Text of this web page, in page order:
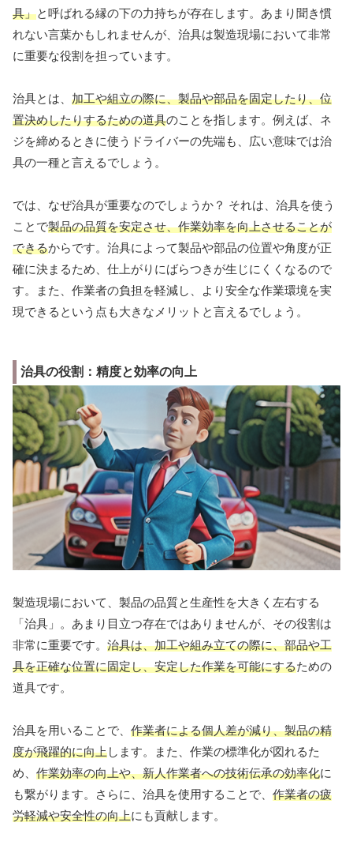
具」と呼ばれる縁の下の力持ちが存在します。あまり聞き慣
れない言葉かもしれませんが、治具は製造現場において非常
に重要な役割を担っています。
治具とは、 加工や組立の際に、製品や部品を固定したり、位
置決めしたりするための道具のことを指します。例えば、ネ
ジを締めるときに使うドライバーの先端も、広い意味では治
具の一種と言えるでしょう。
では、なぜ治具が重要なのでしょうか？ それは、治具を使う
ことで製品の品質を安定させ、作業効率を向上させることが
できるからです。治具によって製品や部品の位置や角度が正
確に決まるため、仕上がりにばらつきが生じにくくなるので
す。また、作業者の負担を軽減し、より安全な作業環境を実
現できるという点も大きなメリットと言えるでしょう。
治具の役割：精度と効率の向上
製造現場において、製品の品質と生産性を大きく左右する
「治具」。あまり目立つ存在ではありませんが、その役割は
非常に重要です。 治具は、加工や組み立ての際に、部品や工
具を正確な位置に固定し、安定した作業を可能にするための
道具です。
治具を用いることで、 作業者による個人差が減り、製品の精
度が飛躍的に向上します。また、作業の標準化が図れるた
め、 作業効率の向上や、新人作業者への技術伝承の効率化に
も繋がります。さらに、治具を使用することで、 作業者の疲
労軽減や安全性の向上にも貢献します。